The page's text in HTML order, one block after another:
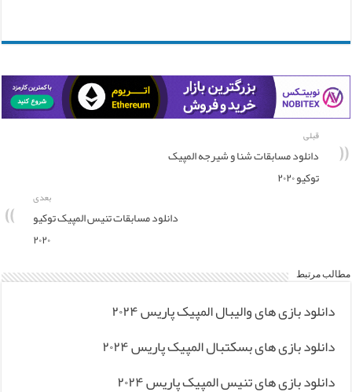
قبلی
دانلود مسابقات شنا و شیرجه المپیک
توکیو ۲۰۲۰
بعدی
دانلود مسابقات تنیس المپیک توکیو
۲۰۲۰
مطالب مرتبط
دانلود بازی های والیبال المپیک پاریس ۲۰۲۴
دانلود بازی های بسکتبال المپیک پاریس ۲۰۲۴
دانلود بازی های تنیس المپیک پاریس ۲۰۲۴